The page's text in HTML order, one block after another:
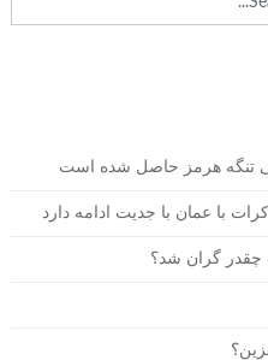
تنگه هرمز حاصل شده است
با عمان با جدیت ادامه دارد